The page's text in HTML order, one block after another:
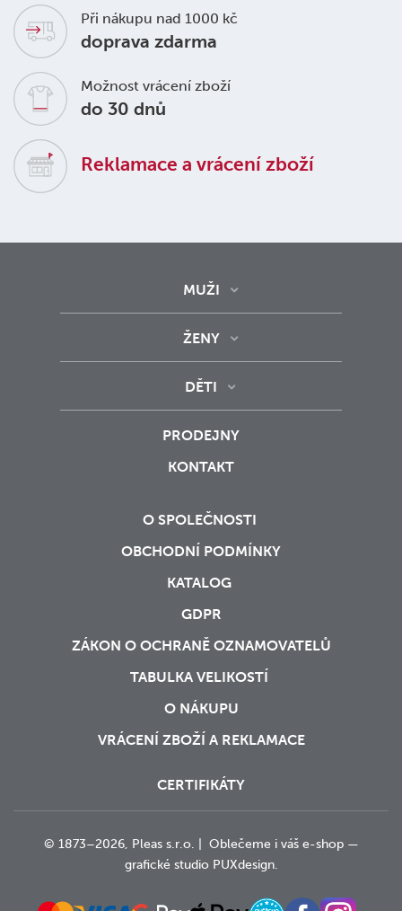
Při nákupu nad 1000 kč
doprava zdarma
Možnost vrácení zboží
do 30 dnů
Reklamace a vrácení zboží
MUŽI
ŽENY
DĚTI
PRODEJNY
KONTAKT
O SPOLEČNOSTI
OBCHODNÍ PODMÍNKY
KATALOG
GDPR
ZÁKON O OCHRANĚ OZNAMOVATELŮ
TABULKA VELIKOSTÍ
O NÁKUPU
VRÁCENÍ ZBOŽÍ A REKLAMACE
CERTIFIKÁTY
© 1873–2026, Pleas s.r.o. | Oblečeme i váš e-shop —
grafické studioPUXdesign.